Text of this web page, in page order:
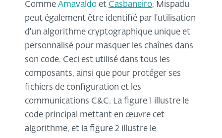
Comme Amavaldo et Casbaneiro, Mispadu
peut également être identifié par l'utilisation
d'un algorithme cryptographique unique et
personnalisé pour masquer les chaînes dans
son code. Ceci est utilisé dans tous les
composants, ainsi que pour protéger ses
fichiers de configuration et les
communications C&C. La figure 1 illustre le
code principal mettant en œuvre cet
algorithme, et la figure 2 illustre le